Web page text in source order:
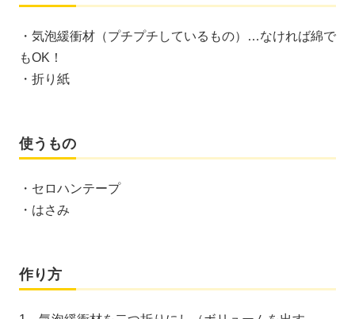
・気泡緩衝材（プチプチしているもの）…なければ綿で
もOK！
・折り紙
使うもの
・セロハンテープ
・はさみ
作り方